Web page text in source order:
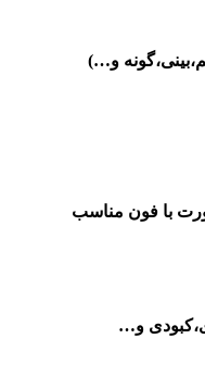
و…)
با فون مناسب
و…